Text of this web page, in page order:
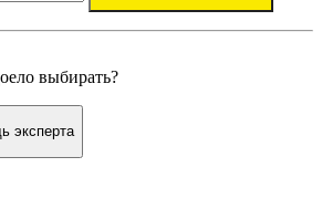
выбирать?
эксперта